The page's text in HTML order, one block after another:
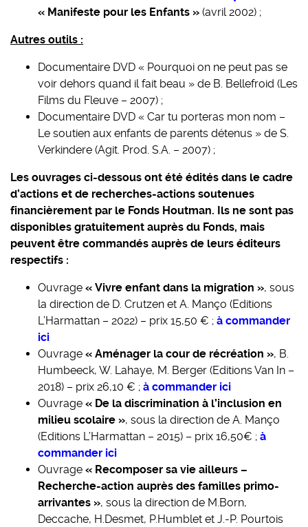
« Manifeste pour les Enfants » (avril 2002) ;
Autres outils :
Documentaire DVD « Pourquoi on ne peut pas se
voir dehors quand il fait beau » de B. Bellefroid (Les
Films du Fleuve – 2007) ;
Documentaire DVD « Car tu porteras mon nom –
Le soutien aux enfants de parents détenus » de S.
Verkindere (Agit. Prod. S.A. – 2007) ;
Les ouvrages ci-dessous ont été édités dans le cadre
d’actions et de recherches-actions soutenues
financièrement par le Fonds Houtman. Ils ne sont pas
disponibles gratuitement auprès du Fonds, mais
peuvent être commandés auprès de leurs éditeurs
respectifs :
Ouvrage « Vivre enfant dans la migration », sous
la direction de D. Crutzen et A. Manço (Editions
L’Harmattan – 2022) – prix 15,50 € ; à commander
ici
Ouvrage « Aménager la cour de récréation », B.
Humbeeck, W. Lahaye, M. Berger (Editions Van In –
2018) – prix 26,10 € ; à commander ici
Ouvrage « De la discrimination à l’inclusion en
milieu scolaire », sous la direction de A. Manço
(Editions L’Harmattan – 2015) – prix 16,50€ ; à
commander ici
Ouvrage « Recomposer sa vie ailleurs –
Recherche-action auprès des familles primo-
arrivantes », sous la direction de M.Born,
Deccache, H.Desmet, P.Humblet et J.-P. Pourtois